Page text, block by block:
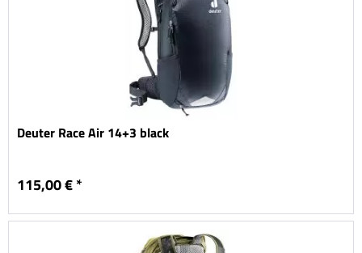
Deuter Race Air 14+3 black
115,00 € *